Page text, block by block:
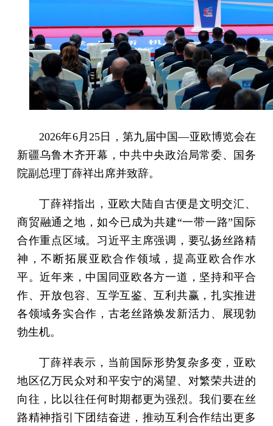
2026年6月25日，第九届中国—亚欧博览会在
新疆乌鲁木齐开幕，中共中央政治局常委、国务
院副总理丁薛祥出席并致辞。
丁薛祥指出，亚欧大陆自古便是文明交汇、
商贸融通之地，如今已成为共建“一带一路”国际
合作重点区域。习近平主席强调，要弘扬丝路精
神，不断拓展亚欧合作领域，提高亚欧合作水
平。近年来，中国同亚欧各方一道，坚持和平合
作、开放包容、互学互鉴、互利共赢，扎实推进
各领域务实合作，古老丝路焕发新活力、展现勃
勃生机。
丁薛祥表示，当前国际形势复杂多变，亚欧
地区亿万民众对和平安宁的渴望、对繁荣共进的
向往，比以往任何时期都更为强烈。我们要在丝
路精神指引下团结奋进，推动互利合作结出更多